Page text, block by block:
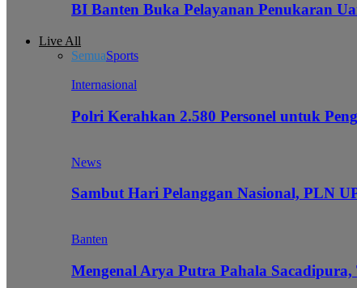
BI Banten Buka Pelayanan Penukaran
Live All
SemuaSports
Internasional
Polri Kerahkan 2.580 Personel untuk
News
Sambut Hari Pelanggan Nasional, PLN
Banten
Mengenal Arya Putra Pahala